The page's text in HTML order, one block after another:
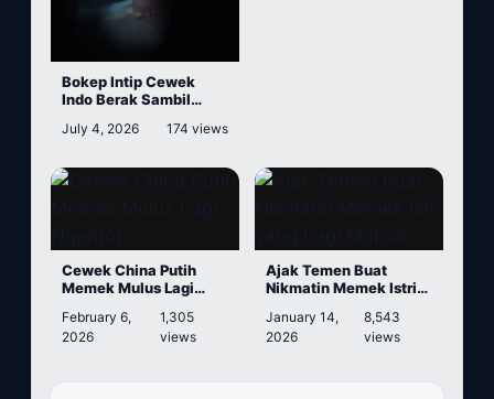
Bokep Intip Cewek
Indo Berak Sambil
July 4, 2026 174 views
Cewek China Putih
Memek Mulus Lagi
February 6,
2026
1,305
views
Ajak Temen Buat
Nikmatin Memek Istri
January 14,
2026
8,543
views